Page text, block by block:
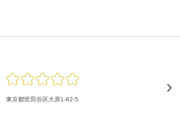
東京都世田谷区大原1-62-5